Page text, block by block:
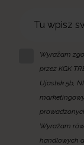
Wyrażam
przez KGK
Ujastek 5b,
Wyrażam
handlowych